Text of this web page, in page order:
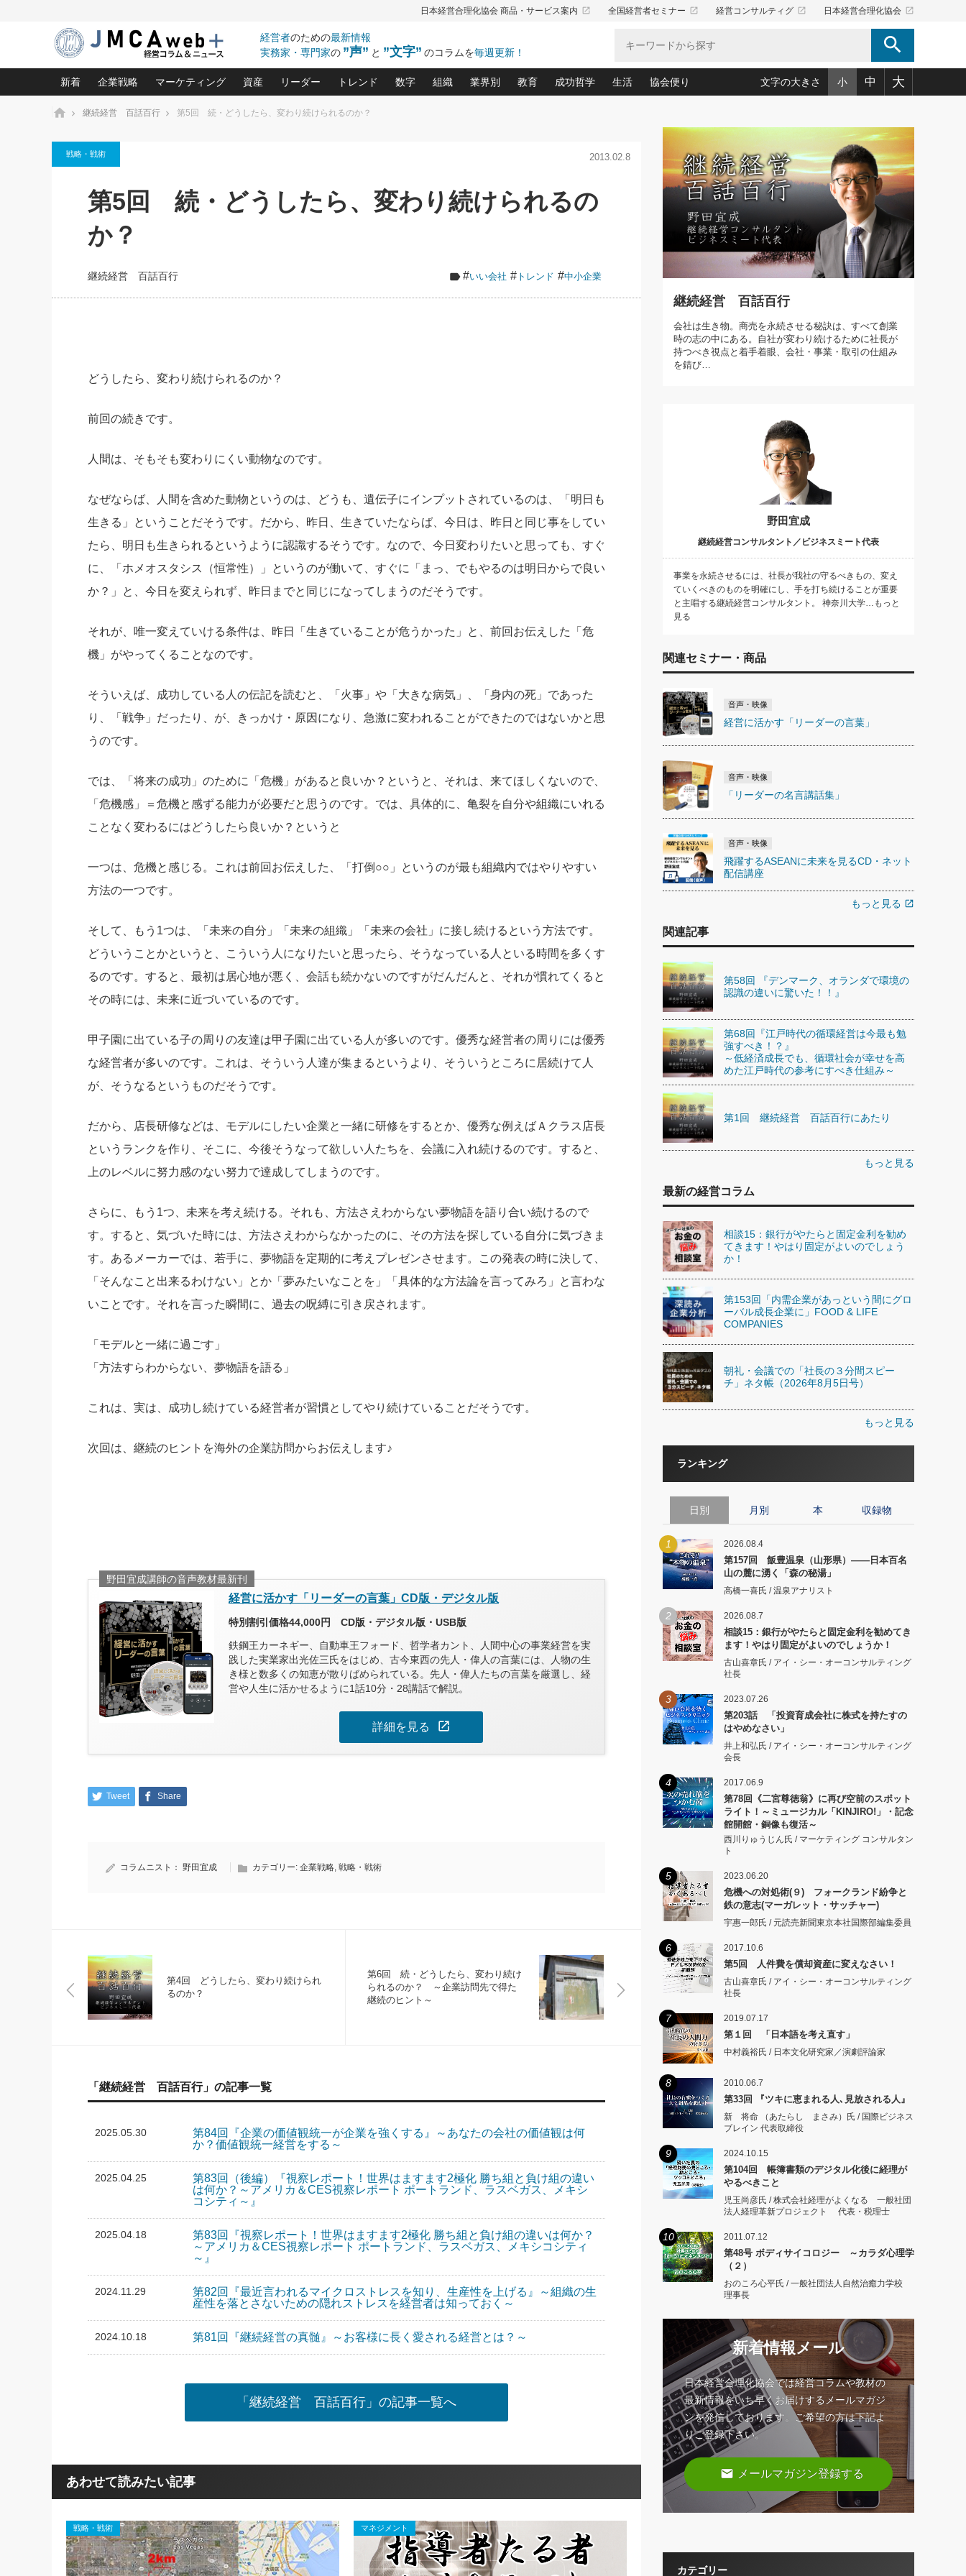
日本経営合理化協会 商品・サービス案内 launch 全国経営者セミナー launch 経営コンサルティグ launch 日本経営合理化協会 launch
経営者のための最新情報
実務家・専門家の ”声” と ”文字” のコラムを毎週更新！ search
新着
利を勧めてきます！やはり固定
がよいのでしょうか！
2026.08.7
朝礼・会議での「社長の３分間
日号）
2026.08.5
第86回 「言葉狩り」
もっとみる
企業戦略
中小企業の「１位づくり」戦略(96)
利益を最大化する「業務改善」横田尚哉氏(5)
強い会社を築く ビジネス・クリニック(240)
日本レーザー「人を大切にしながら利益を上げる経営」の極意
社長のための“儲かる通販”戦略視点(151)
継続経営 百話百行(85)
マーケティング
ロングセラーの玉手箱(9)
資産
中国経済の最新動向(204)
事業承継の前に、決めておきたい、知っておきたい、やってお
リーダー
ピョートル・F・グジバチの『経営戦略の新常識』(12)
楠木建の「経営知になる考え方」(57)
次もあなたにお願いしたいと思われる「一流の仕事術」(28)
トレンド
北村森の「今月のヒット商品」(109)
数字
会社を守り抜くための緊急対策(100)
強い決算書の会社はココが違う！(36)
決算書の“見える化”術(12)
組織
職場の生産性を下げるハラスメントの予防策(10)
賃金決定の定石(68)
顧客・社員・社会から支持される「ウェルビーイング経営入
業界別
大久保一彦の“流行る”お店の仕組みづくり(210)
柿内幸夫─社長のための現場改善(174)
教育
あなただからお願いしたいと思われる 気配りの達人(127)
クレーム対応 実践マニュアル(92)
クレーム対応の新知識と新常識(57)
デキル社員に育てる！ 社員教育の決め手(203)
業績アップにつながる！ワンランク上の手紙・メール術(100)
成功哲学
中国哲学に学ぶ 不況は会社守成の好機(38)
令和時代の「社長の人間力の磨き方」(86)
先人の名句名言の教え 東洋思想に学ぶ経営学(132)
渡部昇一の「日本の指導者たち」(32)
生活
おのころ心平の ──社長のための「か・ら・だマネジメント」
(50)
デジタルＡＶを味方に！新・仕事術(180)
リーダー脳の鍛え方(32)
ワインを楽しむ基礎レッスン(12)
社長の「氣」(30)
米国スポーツ・ビジネスに学ぶ心理学(98)
高橋一喜の『これぞ！"本物の温泉"』(157)
協会便り
「愛読者通信」著者インタビュー(44)
ビジネス見聞録 経営ニュース(100)
作間信司の経営無形庵(けいえいむぎょうあん)(166)
経営セミナー情報局(1)
繁栄への着眼点 牟田太陽(76)
講話を聞いて学ぼう 実学・耳学・磨く「ミミガク」のすすめ
文字の大きさ 小 中 大
ホーム 継続経営 百話百行 第5回 続・どうしたら、変わり続けられるのか？
戦略・戦術 2013.02.8
第5回 続・どうしたら、変わり続けられるの
か？
継続経営 百話百行 #いい会社 # トレンド #中小企業
どうしたら、変わり続けられるのか？
前回の続きです。
人間は、そもそも変わりにくい動物なのです。
なぜならば、人間を含めた動物というのは、どうも、遺伝子にインプットされているのは、「明日も
生きる」ということだそうです。だから、昨日、生きていたならば、今日は、昨日と同じ事をしてい
たら、明日も生きられるというように認識するそうです。なので、今日変わりたいと思っても、すぐ
に、「ホメオスタシス（恒常性）」というのが働いて、すぐに「まっ、でもやるのは明日からで良い
か？」と、今日を変えられず、昨日までと同じになってしまうのだそうです。
それが、唯一変えていける条件は、昨日「生きていることが危うかった」と、前回お伝えした「危
機」がやってくることなのです。
そういえば、成功している人の伝記を読むと、「火事」や「大きな病気」、「身内の死」であった
り、「戦争」だったり、が、きっかけ・原因になり、急激に変われることができたのではないかと思
うのです。
では、「将来の成功」のために「危機」があると良いか？というと、それは、来てほしくないので、
「危機感」＝危機と感ずる能力が必要だと思うのです。では、具体的に、亀裂を自分や組織にいれる
ことなく変わるにはどうしたら良いか？というと
一つは、危機と感じる。これは前回お伝えした、「打倒○○」というのが最も組織内ではやりやすい
方法の一つです。
そして、もう1つは、「未来の自分」「未来の組織」「未来の会社」に接し続けるという方法です。
どういうことかというと、こういう人になりたいと思ったら、そうなっている人といる時間を多くす
るのです。すると、最初は居心地が悪く、会話も続かないのですがだんだんと、それが慣れてくると
その時には、未来に近づいているのです。
甲子園に出ている子の周りの友達は甲子園に出ている人が多いのです。優秀な経営者の周りには優秀
な経営者が多いのです。これは、そういう人達が集まるというより、そういうところに居続けて人
が、そうなるというものだそうです。
だから、店長研修などは、モデルにしたい企業と一緒に研修をするとか、優秀な例えばＡクラス店長
というランクを作り、そこに、今後そうなって欲しい人たちを、会議に入れ続けるのです。すると、
上のレベルに努力感のない努力で達成してしまうのです。
さらに、もう1つ、未来を考え続ける。それも、方法さえわからない夢物語を語り合い続けるので
す。すると、気づいた時には、方法さえわからなかったのに、その方法を探している自分に気づきま
す。あるメーカーでは、若手に、夢物語を定期的に考えプレゼンさせます。この発表の時に決して、
「そんなこと出来るわけない」とか「夢みたいなことを」「具体的な方法論を言ってみろ」と言わな
いことです。それを言った瞬間に、過去の呪縛に引き戻されます。
「モデルと一緒に過ごす」
「方法すらわからない、夢物語を語る」
これは、実は、成功し続けている経営者が習慣としてやり続けていることだそうです。
次回は、継続のヒントを海外の企業訪問からお伝えします♪
野田宜成講師の音声教材最新刊
経営に活かす「リーダーの言葉」CD版・デジタル版
特別割引価格44,000円 CD版・デジタル版・USB版
鉄鋼王カーネギー、自動車王フォード、哲学者カント、人間中心の事業経営を実
践した実業家出光佐三氏をはじめ、古今東西の先人・偉人の言葉には、人物の生
き様と数多くの知恵が散りばめられている。先人・偉人たちの言葉を厳選し、経
営や人生に活かせるように1話10分・28講話で解説。
詳細を見る open_in_new
Tweet Share
コラムニスト： 野田宜成 カテゴリー: 企業戦略 戦略・戦術
第4回 どうしたら、変わり続けられ
るのか？
第6回 続・どうしたら、変わり続け
られるのか？ ～企業訪問先で得た
継続のヒント～
「継続経営 百話百行」の記事一覧
2025.05.30
第84回『企業の価値観統一が企業を強くする』～あなたの会社の価値観は何
か？価値観統一経営をする～
2025.04.25
第83回（後編）『視察レポート！世界はますます2極化 勝ち組と負け組の違い
は何か？～アメリカ＆CES視察レポート ポートランド、ラスベガス、メキシ
コシティ～』
2025.04.18
第83回『視察レポート！世界はますます2極化 勝ち組と負け組の違いは何か？
～アメリカ＆CES視察レポート ポートランド、ラスベガス、メキシコシティ
～』
2024.11.29
第82回『最近言われるマイクロストレスを知り、生産性を上げる』～組織の生
産性を落とさないための隠れストレスを経営者は知っておく～
2024.10.18 第81回『継続経営の真髄』～お客様に長く愛される経営とは？～
「継続経営 百話百行」の記事一覧へ
あわせて読みたい記事
戦略・戦術 マネジメント
継続経営 百話百行
会社は生き物。商売を永続させる秘訣は、すべて創業
時の志の中にある。自社が変わり続けるために社長が
持つべき視点と着手着眼、会社・事業・取引の仕組み
を錆び…
野田宜成
継続経営コンサルタント／ビジネスミート代表
事業を永続させるには、社長が我社の守るべきもの、変え
ていくべきのものを明確にし、手を打ち続けることが重要
と主唱する継続経営コンサルタント。 神奈川大学…もっと
見る
関連セミナー・商品
音声・映像
経営に活かす「リーダーの言葉」
音声・映像
「リーダーの名言講話集」
音声・映像
飛躍するASEANに未来を見るCD・ネット
配信講座
もっと見る open_in_new
関連記事
第58回 『デンマーク、オランダで環境の
認識の違いに驚いた！！』
第68回『江戸時代の循環経営は今最も勉
強すべき！？』
～低経済成長でも、循環社会が幸せを高
めた江戸時代の参考にすべき仕組み～
第1回 継続経営 百話百行にあたり
もっと見る
最新の経営コラム
相談15：銀行がやたらと固定金利を勧め
てきます！やはり固定がよいのでしょう
か！
第153回「内需企業があっという間にグロ
ーバル成長企業に」FOOD & LIFE
COMPANIES
朝礼・会議での「社長の３分間スピー
チ」ネタ帳（2026年8月5日号）
もっと見る
ランキング
日別 月別 本 収録物
1 2026.08.4
第157回 飯豊温泉（山形県）――日本百名
山の麓に湧く「森の秘湯」
高橋一喜氏 / 温泉アナリスト
2 2026.08.7
相談15：銀行がやたらと固定金利を勧めてき
ます！やはり固定がよいのでしょうか！
古山喜章氏 / アイ・シー・オーコンサルティング
社長
3 2023.07.26
第203話 「投資育成会社に株式を持たすの
はやめなさい」
井上和弘氏 / アイ・シー・オーコンサルティング
会長
4 2017.06.9
第78回《二宮尊徳翁》に再び空前のスポット
ライト！～ミュージカル「KINJIRO!」・記念
館開館・銅像も復活～
西川りゅうじん氏 / マーケティング コンサルタン
ト
5 2023.06.20
危機への対処術(９) フォークランド紛争と
鉄の意志(マーガレット・サッチャー)
宇惠一郎氏 / 元読売新聞東京本社国際部編集委員
6 2017.10.6
第5回 人件費を償却資産に変えなさい！
古山喜章氏 / アイ・シー・オーコンサルティング
社長
7 2019.07.17
第１回 「日本語を考え直す」
中村義裕氏 / 日本文化研究家／演劇評論家
8 2010.06.7
第33回 『ツキに恵まれる人､見放される人』
新 将命 （あたらし まさみ）氏 / 国際ビジネス
ブレイン 代表取締役
9 2024.10.15
第104回 帳簿書類のデジタル化後に経理が
やるべきこと
児玉尚彦氏 / 株式会社経理がよくなる 一般社団
法人経理革新プロジェクト 代表・税理士
10 2011.07.12
第48号 ボディサイコロジー ～カラダ心理学
（２）
おのころ心平氏 / 一般社団法人自然治癒力学校
理事長
新着情報メール
日本経営合理化協会では経営コラムや教材の
最新情報をいち早くお届けするメールマガジ
ンを発信しております。ご希望の方は下記よ
りご登録下さい。
email メールマガジン登録する
カテゴリー